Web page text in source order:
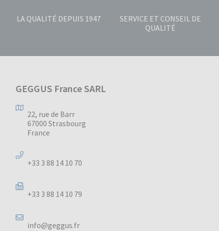
LA QUALITÉ DEPUIS 1947
SERVICE ET CONSEIL DE
QUALITÉ
GEGGUS France SARL
22, rue de Barr
67000 Strasbourg
France
+33 3 88 14 10 70
+33 3 88 14 10 79
info@geggus.fr